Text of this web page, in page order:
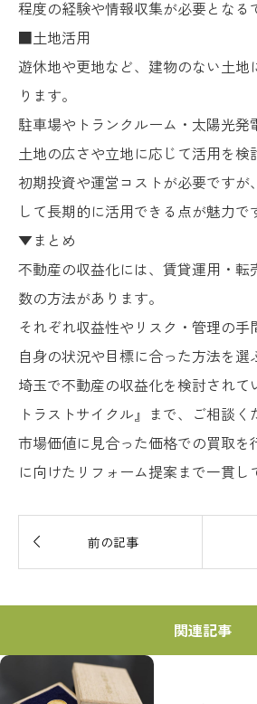
程度の経験や情報収集が必要となる
■土地活用
遊休地や更地など、建物のない土地
ります。
駐車場やトランクルーム・太陽光発
土地の広さや立地に応じて活用を検
初期投資や運営コストが必要ですが
して長期的に活用できる点が魅力で
▼まとめ
不動産の収益化には、賃貸運用・転
数の方法があります。
それぞれ収益性やリスク・管理の
自身の状況や目標に合った方法を選
埼玉で不動産の収益化を検討されて
トラストサイクル』まで、ご相談く
市場価値に見合った価格での買取を
に向けたリフォーム提案まで一貫し
 前の記事
関連記事